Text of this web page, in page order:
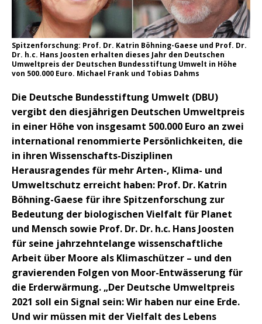
Spitzenforschung: Prof. Dr. Katrin Böhning-Gaese und Prof. Dr.
Dr. h.c. Hans Joosten erhalten dieses Jahr den Deutschen
Umweltpreis der Deutschen Bundesstiftung Umwelt in Höhe
von 500.000 Euro. Michael Frank und Tobias Dahms
Die Deutsche Bundesstiftung Umwelt (DBU)
vergibt den diesjährigen Deutschen Umweltpreis
in einer Höhe von insgesamt 500.000 Euro an zwei
international renommierte Persönlichkeiten, die
in ihren Wissenschafts-Disziplinen
Herausragendes für mehr Arten-, Klima- und
Umweltschutz erreicht haben: Prof. Dr. Katrin
Böhning-Gaese für ihre Spitzenforschung zur
Bedeutung der biologischen Vielfalt für Planet
und Mensch sowie Prof. Dr. Dr. h.c. Hans Joosten
für seine jahrzehntelange wissenschaftliche
Arbeit über Moore als Klimaschützer – und den
gravierenden Folgen von Moor-Entwässerung für
die Erderwärmung. „Der Deutsche Umweltpreis
2021 soll ein Signal sein: Wir haben nur eine Erde.
Und wir müssen mit der Vielfalt des Lebens